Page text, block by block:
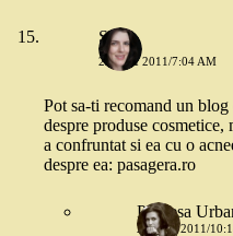
Sadie
24 MAI 2011/7:04 AM
Pot sa-ti recomand un
despre produse cosmetice,
a confruntat si ea cu o
despre ea: pasagera.ro
Printesa
24 MAI 2011/